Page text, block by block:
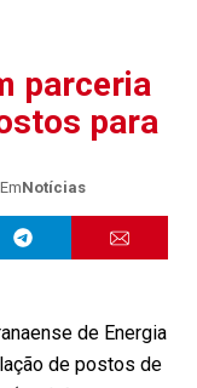
parceria
para
EmNotícias
de Energia
de postos de